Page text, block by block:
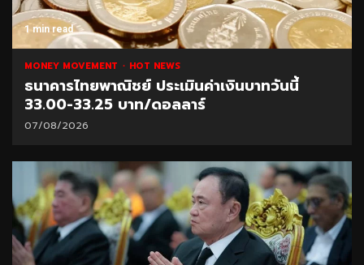
1 min read
MONEY MOVEMENT HOT NEWS
ธนาคารไทยพาณิชย์ ประเมินค่าเงินบาทวันนี้
33.00-33.25 บาท/ดอลลาร์
07/08/2026